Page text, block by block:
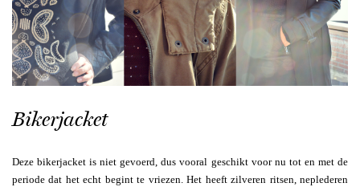
Bikerjacket
Deze bikerjacket is niet gevoerd, dus vooral geschikt voor nu tot en met de
periode dat het echt begint te vriezen. Het heeft zilveren ritsen, neplederen